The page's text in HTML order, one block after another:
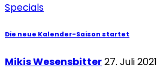
Specials
Die neue Kalender-Saison startet
Mikis Wesensbitter27. Juli 2021